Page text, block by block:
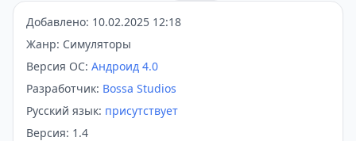
Добавлено: 10.02.2025 12:18
Жанр: Симуляторы
Версия ОС: Андроид 4.0
Разработчик: Bossa Studios
Русский язык: присутствует
Версия: 1.4